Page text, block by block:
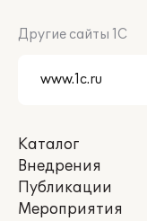
Другие сайты 1С
Каталог
Внедрения
Публикации
Мероприятия